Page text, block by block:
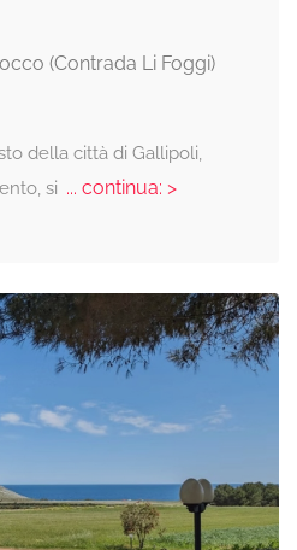
(Contrada Li Foggi)
della città di Gallipoli,
si ... continua: >